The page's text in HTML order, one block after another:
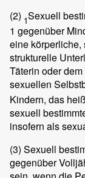
(2) 1Sexuell
1 gegenüber
eine
strukturelle
Täterin oder
sexuellen
Kindern, das
sexuell
insofern als
(3) Sexuell
gegenüber